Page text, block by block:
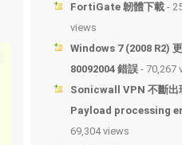
FortiGate 韌體下載 -
views
Windows 7 (2008 R2)
80092004 錯誤 - 70,267
Sonicwall VPN 不斷出
Payload processing
69,304 views